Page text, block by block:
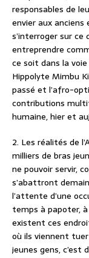
responsables de
envier aux anciens
s’interroger sur
entreprendre
ce soit dans la
Hippolyte Mimbu
passé et l’afro-
contributions
humaine, hier et
2. Les réalités de
milliers de bras
ne pouvoir servir,
s’abattront
l’attente d’une
temps à papoter,
existent ces
où ils viennent
jeunes gens, c’est